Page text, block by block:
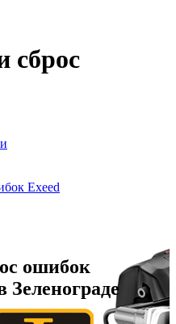
сброс
Exeed
ошибок
Зеленограде